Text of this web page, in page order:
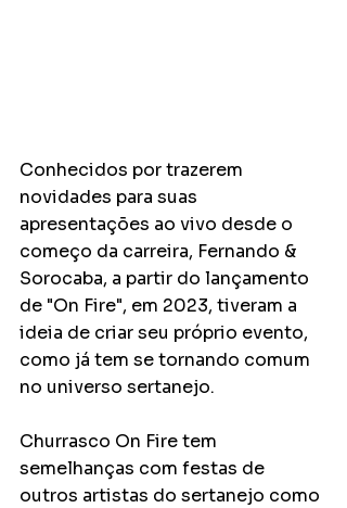
Conhecidos por trazerem
novidades para suas
apresentações ao vivo desde o
começo da carreira, Fernando &
Sorocaba, a partir do lançamento
de "On Fire", em 2023, tiveram a
ideia de criar seu próprio evento,
como já tem se tornando comum
no universo sertanejo.
Churrasco On Fire tem
semelhanças com festas de
outros artistas do sertanejo como